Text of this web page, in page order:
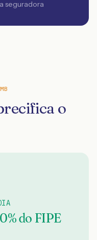
seguradora
o
% do FIPE